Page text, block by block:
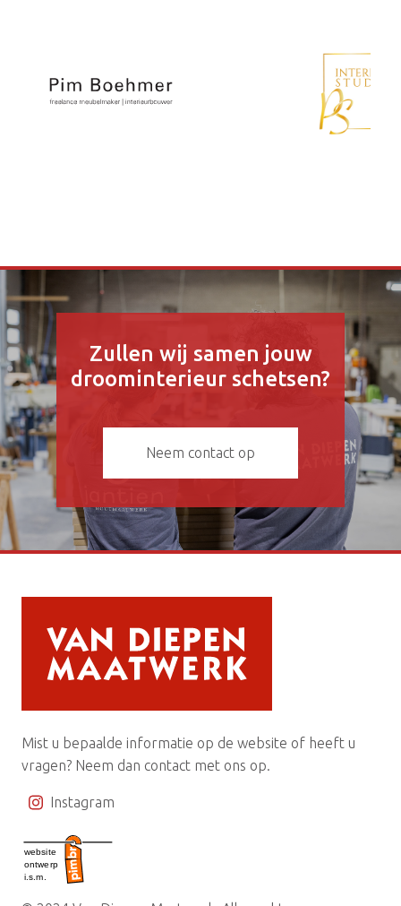
Zullen wij samen jouw
droominterieur schetsen?
Neem contact op
Mist u bepaalde informatie op de website of heeft u
vragen? Neem dan contact met ons op.
Instagram